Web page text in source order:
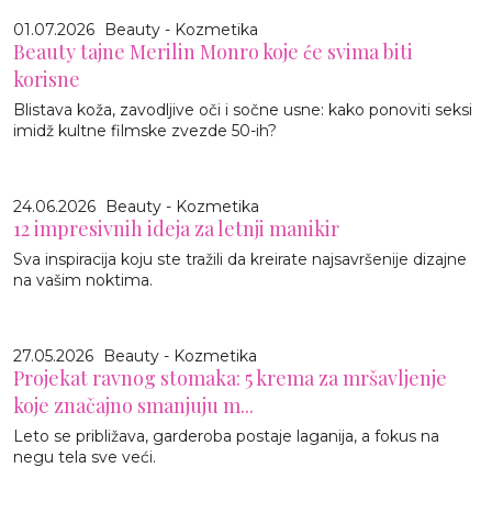
01.07.2026 Beauty - Kozmetika
Beauty tajne Merilin Monro koje će svima biti
korisne
Blistava koža, zavodljive oči i sočne usne: kako ponoviti seksi
imidž kultne filmske zvezde 50-ih?
24.06.2026 Beauty - Kozmetika
12 impresivnih ideja za letnji manikir
Sva inspiracija koju ste tražili da kreirate najsavršenije dizajne
na vašim noktima.
27.05.2026 Beauty - Kozmetika
Projekat ravnog stomaka: 5 krema za mršavljenje
koje značajno smanjuju m...
Leto se približava, garderoba postaje laganija, a fokus na
negu tela sve veći.